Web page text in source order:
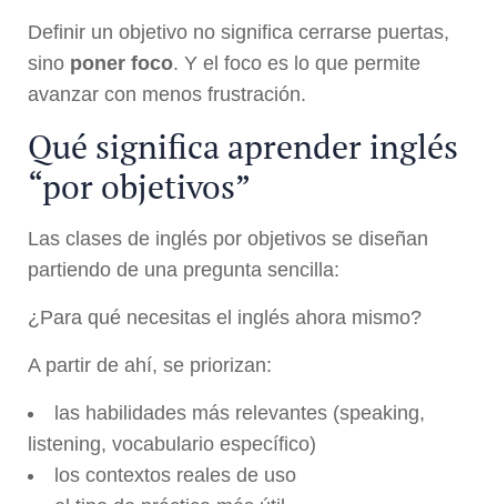
Definir un objetivo no significa cerrarse puertas,
sino poner foco. Y el foco es lo que permite
avanzar con menos frustración.
Qué significa aprender inglés
“por objetivos”
Las clases de inglés por objetivos se diseñan
partiendo de una pregunta sencilla:
¿Para qué necesitas el inglés ahora mismo?
A partir de ahí, se priorizan:
las habilidades más relevantes (speaking,
listening, vocabulario específico)
los contextos reales de uso